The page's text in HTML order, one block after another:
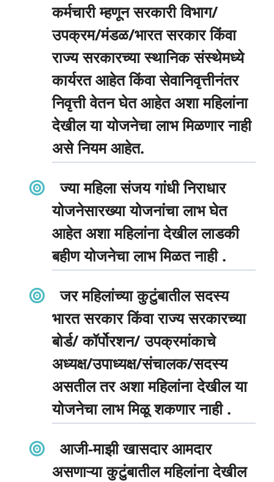
कर्मचारी म्हणून सरकारी विभाग/
उपक्रम/मंडळ/भारत सरकार किंवा
राज्य सरकारच्या स्थानिक संस्थेमध्ये
कार्यरत आहेत किंवा सेवानिवृत्तीनंतर
निवृत्ती वेतन घेत आहेत अशा महिलांना
देखील या योजनेचा लाभ मिळणार नाही
असे नियम आहेत.
ज्या महिला संजय गांधी निराधार
योजनेसारख्या योजनांचा लाभ घेत
आहेत अशा महिलांना देखील लाडकी
बहीण योजनेचा लाभ मिळत नाही .
जर महिलांच्या कुटुंबातील सदस्य
भारत सरकार किंवा राज्य सरकारच्या
बोर्ड/ कॉर्पोरशन/ उपक्रमांकाचे
अध्यक्ष/उपाध्यक्ष/संचालक/सदस्य
असतील तर अशा महिलांना देखील या
योजनेचा लाभ मिळू शकणार नाही .
आजी-माझी खासदार आमदार
असणाऱ्या कुटुंबातील महिलांना देखील